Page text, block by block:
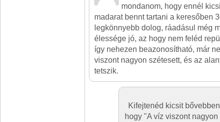
mondanom, hogy ennél
madarat bennt tartani a keresőben
legkönnyebb dolog, ráadásul még
élessége jó, az hogy nem feléd
így nehezen beazonosítható, már
viszont nagyon szétesett, és az
tetszik.
Kifejtenéd kicsit
hogy "A víz viszont